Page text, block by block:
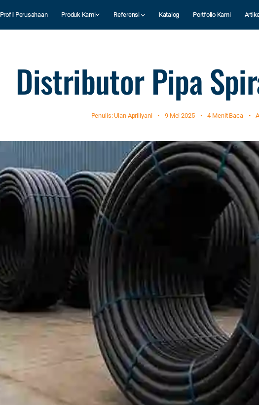
Profil Perusahaan Produk Kami Referensi Katalog Portfolio Kami
Distributor Pipa
Penulis: Ulan Apriliyani • 9 Mei 2025 • 4 Menit Baca •